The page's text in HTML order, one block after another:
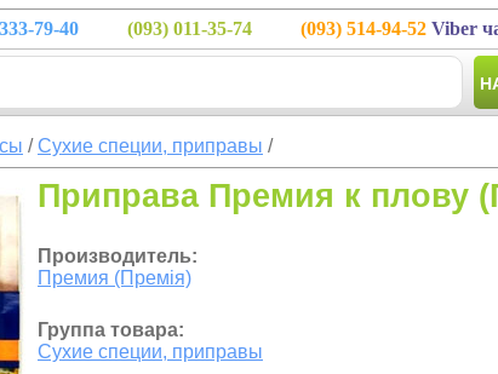
333-79-40 (093) 011-35-74 (093) 514-94-52 Viber
/Сухие специи, приправы /
Приправа Премия к плову
Производитель:
Премия (Премія)
Группа товара:
Сухие специи, приправы